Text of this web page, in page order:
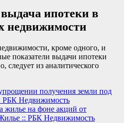
ипотеки в
недвижимости
кроме одного, и
показатели выдачи ипотеки
следует из аналитического
получения земли под
РБК Недвижимость
жилье на фоне акций от
:: РБК Недвижимость